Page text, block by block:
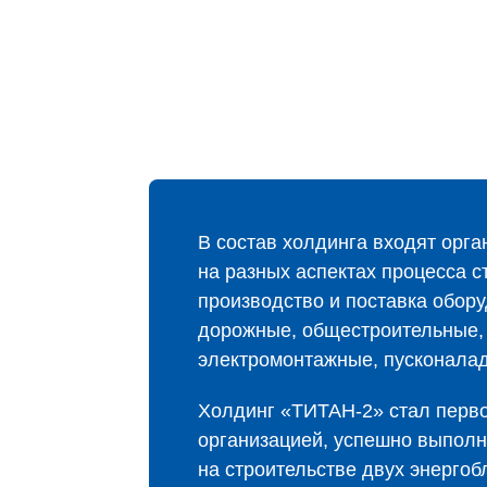
В состав холдинга входят
на разных аспектах процесса
производство и поставка
дорожные,
электромонтажные,
Холдинг «ТИТАН‑2» стал
организацией, успешно
на строительстве двух